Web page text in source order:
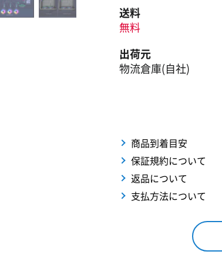
送料
無料
出荷元
物流倉庫(自社)
商品到着目安
保証規約について
返品について
支払方法について